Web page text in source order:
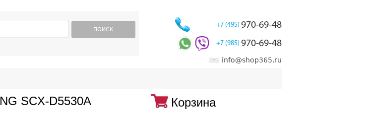
ПОИСК
+7 (495) 970-69-48
+7 (985) 970-69-48
info@shop365.ru
SCX-D5530A Корзина